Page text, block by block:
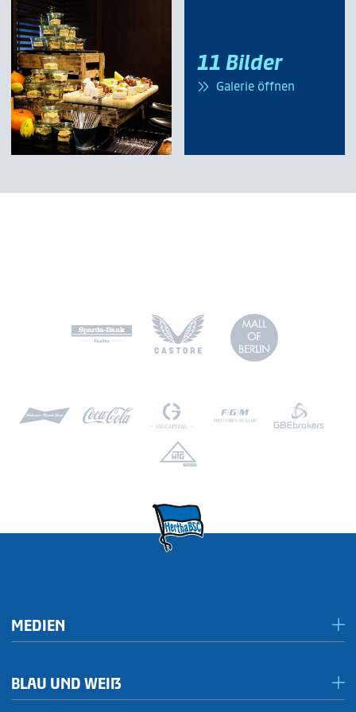
Logenhostess sorgt für eine individuelle Betreuung und
erfüllt die Wünsche von Ihnen und Ihren Gästen.
Catering runden das außergewöhnliche Stammtisch-Flair
ab. Mit dabei ist ein komfortabler Sitzplatz inmitten der
Herthaner.
gleichzeitig durch eine hochwertige Ausstattung aus. Direkt
vor der Loge, durch riesige Panoramafenster abgetrennt,
befindet sich Ihre eigene Terrasse, auf der Sie das Spiel in
extra großen Comfort-Seats verfolgen können. Ihre
persönliche Logenhostess sorgt für eine individuelle
Betreuung und erfüllt die Wünsche von Ihnen und Ihren
Gästen. Ein optionales individuelles Branding Ihrer Loge
11 Bilder
Galerie öffnen
MEDIEN
Inklusives Spieltagsradio
BLAU UND WEIẞ